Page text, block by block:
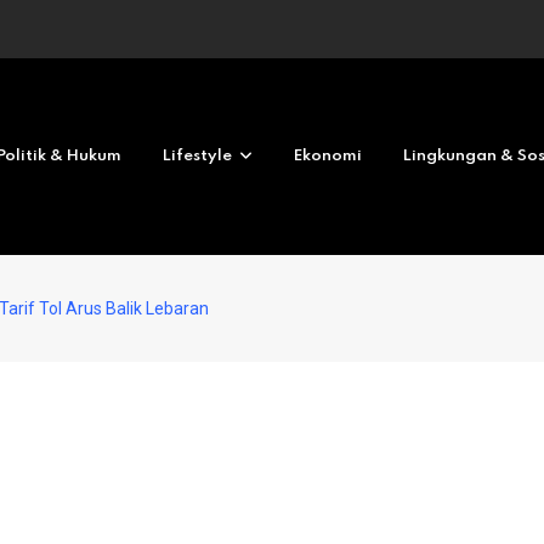
No deposit 2026
Politik & Hukum Lifestyle Ekonomi Lingkungan &
Tol Arus Balik Lebaran